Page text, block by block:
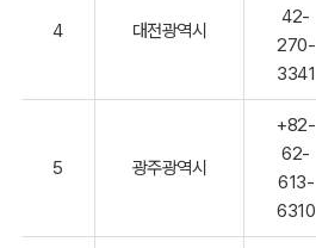
4 대전광역시
42-
270-
3341
5 광주광역시
+82-
62-
613-
6310